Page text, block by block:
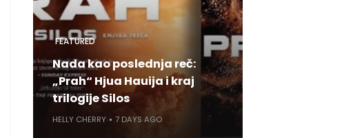
FEATURED
Nada kao poslednja reč:
„Prah“ Hjua Hauija i kraj
trilogije Silos
HELLY CHERRY 7 DAYS AGO